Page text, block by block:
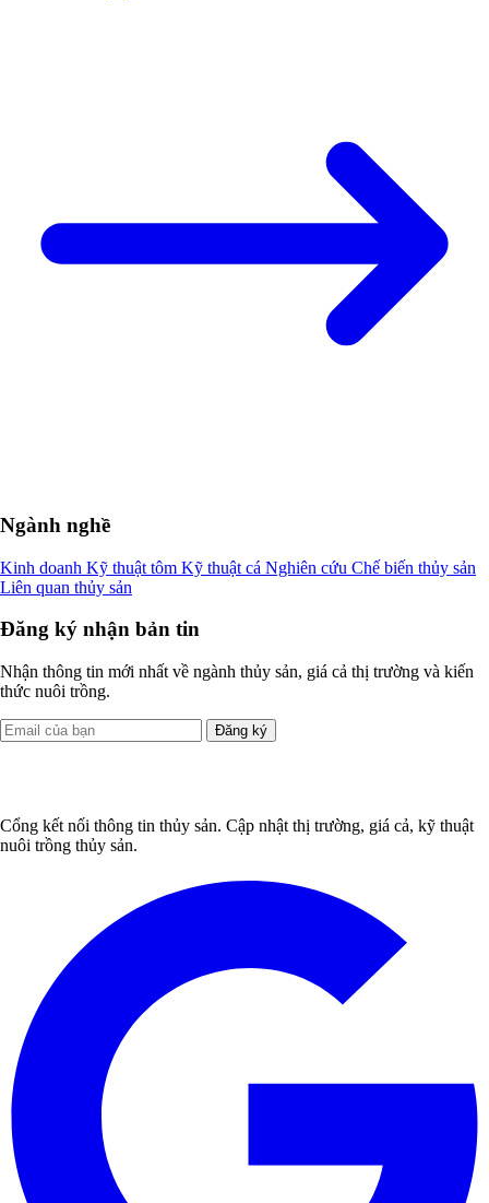
Ngành nghề
Kinh doanh Kỹ thuật tôm Kỹ thuật cá Nghiên cứu Chế biến thủy sản
Liên quan thủy sản
Đăng ký nhận bản tin
Nhận thông tin mới nhất về ngành thủy sản, giá cả thị trường và kiến
thức nuôi trồng.
Đăng ký
Cổng kết nối thông tin thủy sản. Cập nhật thị trường, giá cả, kỹ thuật
nuôi trồng thủy sản.